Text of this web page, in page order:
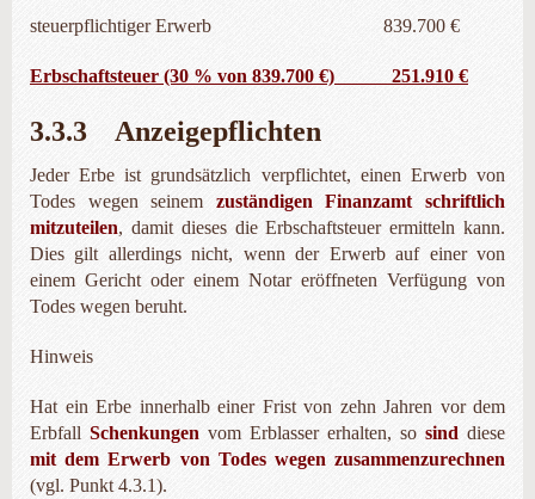
steuerpflichtiger Erwerb 839.700 €
Erbschaftsteuer (30 % von 839.700 €) 251.910 €
3.3.3 Anzeigepflichten
Jeder Erbe ist grundsätzlich verpflichtet, einen Erwerb von
Todes wegen seinem zuständigen Finanzamt schriftlich
mitzuteilen, damit dieses die Erbschaft­steuer ermitteln kann.
Dies gilt allerdings nicht, wenn der Erwerb auf einer von
einem Gericht oder einem Notar eröffneten Verfügung von
Todes wegen beruht.
Hinweis
Hat ein Erbe innerhalb einer Frist von zehn Jahren vor dem
Erbfall Schenkungen vom Erblasser erhalten, so sind diese
mit dem Erwerb von Todes wegen zusammenzurechnen
(vgl. Punkt 4.3.1).